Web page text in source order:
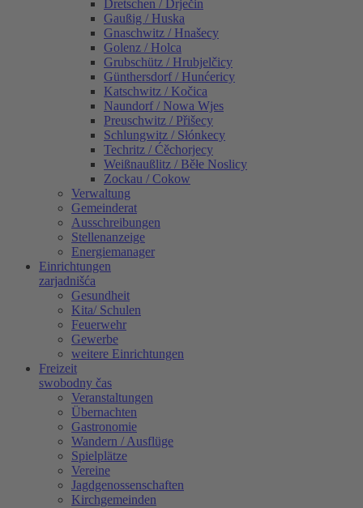
Dretschen / Drječin
Gaußig / Huska
Gnaschwitz / Hnašecy
Golenz / Holca
Grubschütz / Hrubjelčicy
Günthersdorf / Hunćericy
Katschwitz / Kočica
Naundorf / Nowa Wjes
Preuschwitz / Přišecy
Schlungwitz / Słónkecy
Techritz / Ćěchorjecy
Weißnaußlitz / Běłe Noslicy
Zockau / Cokow
Verwaltung
Gemeinderat
Ausschreibungen
Stellenanzeige
Energiemanager
Einrichtungen
zarjadnišća
Gesundheit
Kita/ Schulen
Feuerwehr
Gewerbe
weitere Einrichtungen
Freizeit
swobodny čas
Veranstaltungen
Übernachten
Gastronomie
Wandern / Ausflüge
Spielplätze
Vereine
Jagdgenossenschaften
Kirchgemeinden